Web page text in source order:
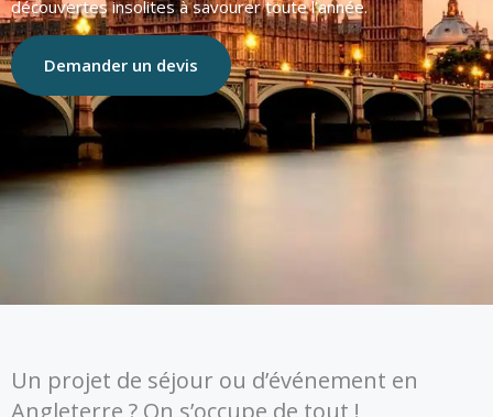
découvertes insolites à savourer toute l’année.
Demander un devis
Un projet de séjour ou d’événement en
Angleterre ? On s’occupe de tout !